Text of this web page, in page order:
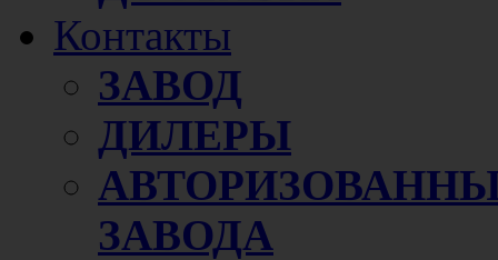
Контакты
ЗАВОД
ДИЛЕРЫ
ЗАВОДА